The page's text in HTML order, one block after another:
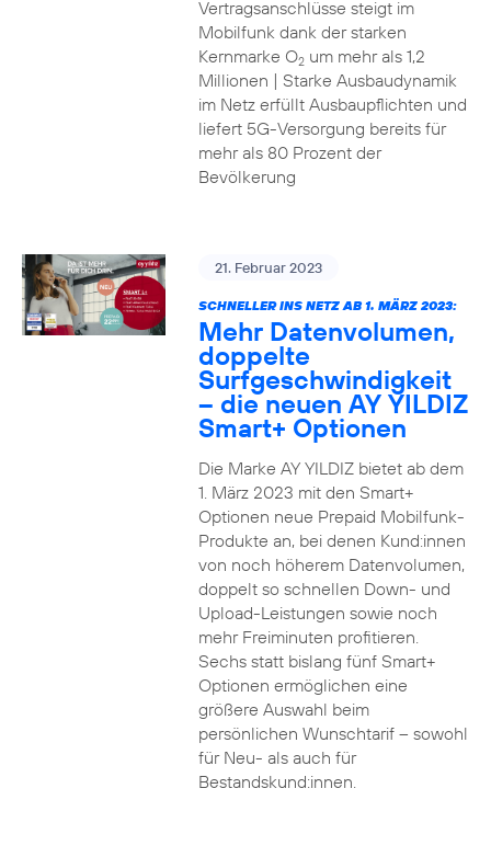
Vertragsanschlüsse steigt im
Mobilfunk dank der starken
Kernmarke O2um mehr als 1,2
Millionen | Starke Ausbaudynamik
im Netz erfüllt Ausbaupflichten und
liefert 5G-Versorgung bereits für
mehr als 80 Prozent der
Bevölkerung
21. Februar 2023
SCHNELLER INS NETZ AB 1. MÄRZ 2023:
Mehr Datenvolumen,
doppelte
Surfgeschwindigkeit
– die neuen AY YILDIZ
Smart+ Optionen
Die Marke AY YILDIZ bietet ab dem
1. März 2023 mit den Smart+
Optionen neue Prepaid Mobilfunk-
Produkte an, bei denen Kund:innen
von noch höherem Datenvolumen,
doppelt so schnellen Down- und
Upload-Leistungen sowie noch
mehr Freiminuten profitieren.
Sechs statt bislang fünf Smart+
Optionen ermöglichen eine
größere Auswahl beim
persönlichen Wunschtarif – sowohl
für Neu- als auch für
Bestandskund:innen.